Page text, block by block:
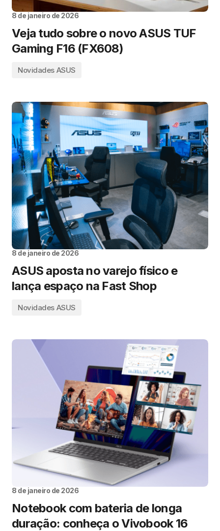
8 de janeiro de 2026
Veja tudo sobre o novo ASUS TUF
Gaming F16 (FX608)
Novidades ASUS
8 de janeiro de 2026
ASUS aposta no varejo físico e
lança espaço na Fast Shop
Novidades ASUS
8 de janeiro de 2026
Notebook com bateria de longa
duração: conheça o Vivobook 16